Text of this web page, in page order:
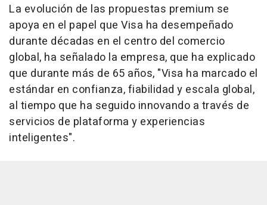
La evolución de las propuestas premium se
apoya en el papel que Visa ha desempeñado
durante décadas en el centro del comercio
global, ha señalado la empresa, que ha explicado
que durante más de 65 años, "Visa ha marcado el
estándar en confianza, fiabilidad y escala global,
al tiempo que ha seguido innovando a través de
servicios de plataforma y experiencias
inteligentes".